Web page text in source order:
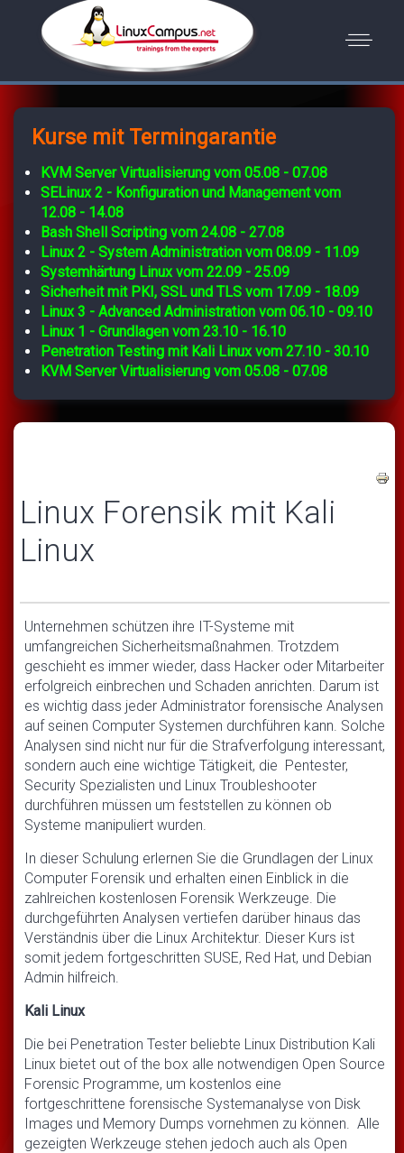
Kurse mit Termingarantie
KVM Server Virtualisierung vom 05.08 - 07.08
SELinux 2 - Konfiguration und Management vom
12.08 - 14.08
Bash Shell Scripting vom 24.08 - 27.08
Linux 2 - System Administration vom 08.09 - 11.09
Systemhärtung Linux vom 22.09 - 25.09
Sicherheit mit PKI, SSL und TLS vom 17.09 - 18.09
Linux 3 - Advanced Administration vom 06.10 - 09.10
Linux 1 - Grundlagen vom 23.10 - 16.10
Penetration Testing mit Kali Linux vom 27.10 - 30.10
KVM Server Virtualisierung vom 05.08 - 07.08
Linux Forensik mit Kali
Linux
Unternehmen schützen ihre IT-Systeme mit
umfangreichen Sicherheitsmaßnahmen. Trotzdem
geschieht es immer wieder, dass Hacker oder Mitarbeiter
erfolgreich einbrechen und Schaden anrichten. Darum ist
es wichtig dass jeder Administrator forensische Analysen
auf seinen Computer Systemen durchführen kann. Solche
Analysen sind nicht nur für die Strafverfolgung interessant,
sondern auch eine wichtige Tätigkeit, die Pentester,
Security Spezialisten und Linux Troubleshooter
durchführen müssen um feststellen zu können ob
Systeme manipuliert wurden.
In dieser Schulung erlernen Sie die Grundlagen der Linux
Computer Forensik und erhalten einen Einblick in die
zahlreichen kostenlosen Forensik Werkzeuge. Die
durchgeführten Analysen vertiefen darüber hinaus das
Verständnis über die Linux Architektur. Dieser Kurs ist
somit jedem fortgeschritten SUSE, Red Hat, und Debian
Admin hilfreich.
Kali Linux
Die bei Penetration Tester beliebte Linux Distribution Kali
Linux bietet out of the box alle notwendigen Open Source
Forensic Programme, um kostenlos eine
fortgeschrittene forensische Systemanalyse von Disk
Images und Memory Dumps vornehmen zu können. Alle
gezeigten Werkzeuge stehen jedoch auch als Open